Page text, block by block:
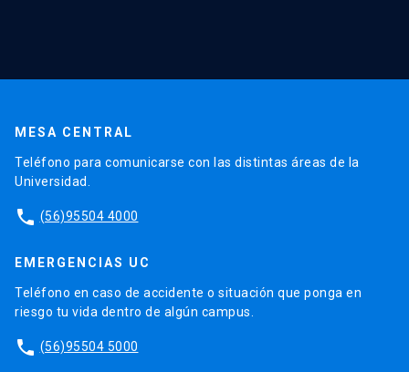
MESA CENTRAL
Teléfono para comunicarse con las distintas áreas de la
Universidad.
phone (56)95504 4000
EMERGENCIAS UC
Teléfono en caso de accidente o situación que ponga en
riesgo tu vida dentro de algún campus.
phone (56)95504 5000